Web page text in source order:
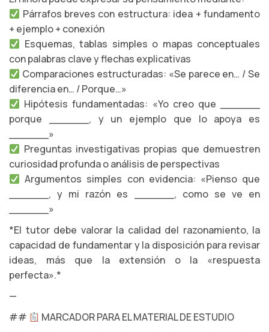
Párrafos breves con estructura: idea + fundamento
+ ejemplo + conexión
Esquemas, tablas simples o mapas conceptuales
con palabras clave y flechas explicativas
Comparaciones estructuradas: «Se parece en… / Se
diferencia en… / Porque…»
Hipótesis fundamentadas: «Yo creo que ______
porque ______, y un ejemplo que lo apoya es
______»
Preguntas investigativas propias que demuestren
curiosidad profunda o análisis de perspectivas
Argumentos simples con evidencia: «Pienso que
______, y mi razón es ______, como se ve en
______»
*El tutor debe valorar la calidad del razonamiento, la
capacidad de fundamentar y la disposición para revisar
ideas, más que la extensión o la «respuesta
perfecta».*
—
##
MARCADOR PARA EL MATERIAL DE ESTUDIO